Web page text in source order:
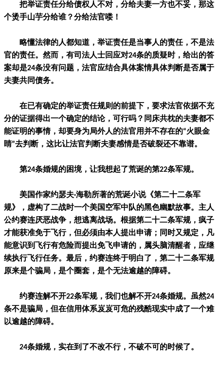
把举证责任分给债权人不对，分给夫妻一方也不妥，那这
个烫手山芋分给谁？分给法官喽！
略懂法律的人都知道，举证责任是当事人的责任，不是法
官的责任。然而，有司法人士回应对24条的质疑时，给出的答
案却是24条没有问题，法官应结合具体案情具体判断是否属于
夫妻共同债务。
在已有确定的举证责任规则的前提下，要求法官依据不充
分的证据得出一个确定的结论，可行吗？同床共枕的夫妻都不
能证明的事情，却要身为局外人的法官用并不存在的“火眼金
睛”去判断，这比让法官判断夫妻感情是否破裂还不靠谱。
第24条婚规的困境，让我想起了荒诞的第22条军规。
美国作家约瑟夫·海勒所著的荒诞小说《第二十二条军
规》，虚构了二战时一个美国空军中队的黑色幽默故事。主人
公约赛连厌恶战争，想逃离战场。根据第二十二条军规，疯子
才能获准免于飞行，但必须由本人提出申请；同时又规定，凡
能意识到飞行有危险而提出免飞申请的，属头脑清醒者，应继
续执行飞行任务。最后，约赛连终于明白了，第二十二条军规
原来是个骗局，是个圈套，是个无法逾越的障碍。
约赛连解不开22条军规，我们也解不开24条婚规。虽然24
条不是骗局，但在信用体系岌岌可危的残酷现实中成了一个难
以逾越的障碍。
24条婚规，实在到了不改不行，不破不可的时候了。